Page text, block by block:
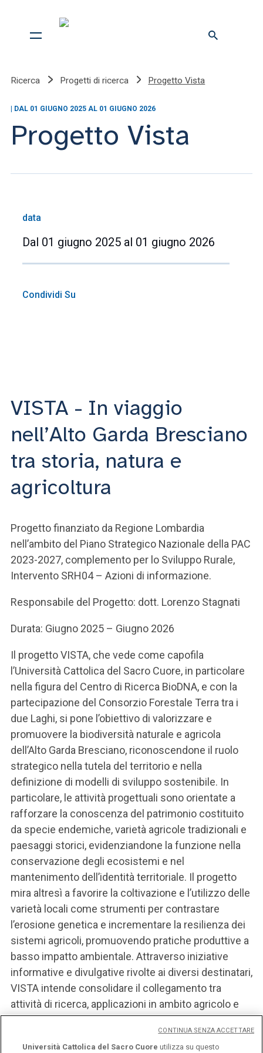
Ricerca Progetti di ricerca Progetto Vista
| DAL 01 GIUGNO 2025 AL 01 GIUGNO 2026
Progetto Vista
data
Dal 01 giugno 2025 al 01 giugno 2026
Condividi Su
VISTA - In viaggio
nell’Alto Garda Bresciano
tra storia, natura e
agricoltura
Progetto finanziato da Regione Lombardia
nell’ambito del Piano Strategico Nazionale della PAC
2023-2027, complemento per lo Sviluppo Rurale,
Intervento SRH04 – Azioni di informazione.
Responsabile del Progetto: dott. Lorenzo Stagnati
Durata: Giugno 2025 – Giugno 2026
Il progetto VISTA, che vede come capofila
l’Università Cattolica del Sacro Cuore, in particolare
nella figura del Centro di Ricerca BioDNA, e con la
partecipazione del Consorzio Forestale Terra tra i
due Laghi, si pone l’obiettivo di valorizzare e
promuovere la biodiversità naturale e agricola
dell’Alto Garda Bresciano, riconoscendone il ruolo
strategico nella tutela del territorio e nella
definizione di modelli di sviluppo sostenibile. In
particolare, le attività progettuali sono orientate a
rafforzare la conoscenza del patrimonio costituito
da specie endemiche, varietà agricole tradizionali e
paesaggi storici, evidenziandone la funzione nella
conservazione degli ecosistemi e nel
mantenimento dell’identità territoriale. Il progetto
mira altresì a favorire la coltivazione e l’utilizzo delle
varietà locali come strumenti per contrastare
l’erosione genetica e incrementare la resilienza dei
sistemi agricoli, promuovendo pratiche produttive a
basso impatto ambientale. Attraverso iniziative
informative e divulgative rivolte ai diversi destinatari,
VISTA intende consolidare il collegamento tra
attività di ricerca, applicazioni in ambito agricolo e
sviluppo territoriale.
Università Cattolica del Sacro Cuore utilizza su questo
CONTINUA SENZA ACCETTARE